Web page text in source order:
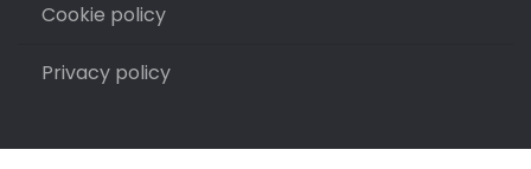
Cookie policy
Privacy policy